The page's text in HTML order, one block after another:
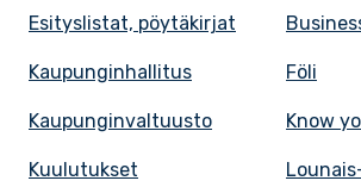
Esityslistat, pöytäkirjat
Kaupunginhallitus
Kaupunginvaltuusto
Kuulutukset
Föli
Know